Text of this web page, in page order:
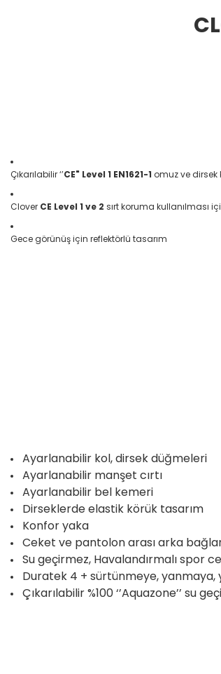
Çıkarılabilir ‘’CE" Level 1 EN1621-1 omuz ve dirsek
Clover CE Level 1 ve 2 sırt koruma kullanılması
Gece görünüş için reflektörlü tasarım
Ayarlanabilir kol, dirsek düğmeleri
Ayarlanabilir manşet cırtı
Ayarlanabilir bel kemeri
Dirseklerde elastik körük tasarım
Konfor yaka
Ceket ve pantolon arası arka
Su geçirmez, Havalandırmalı spor
Duratek 4 + sürtünmeye, yanmaya,
Çıkarılabilir %100 ‘’Aquazone’’